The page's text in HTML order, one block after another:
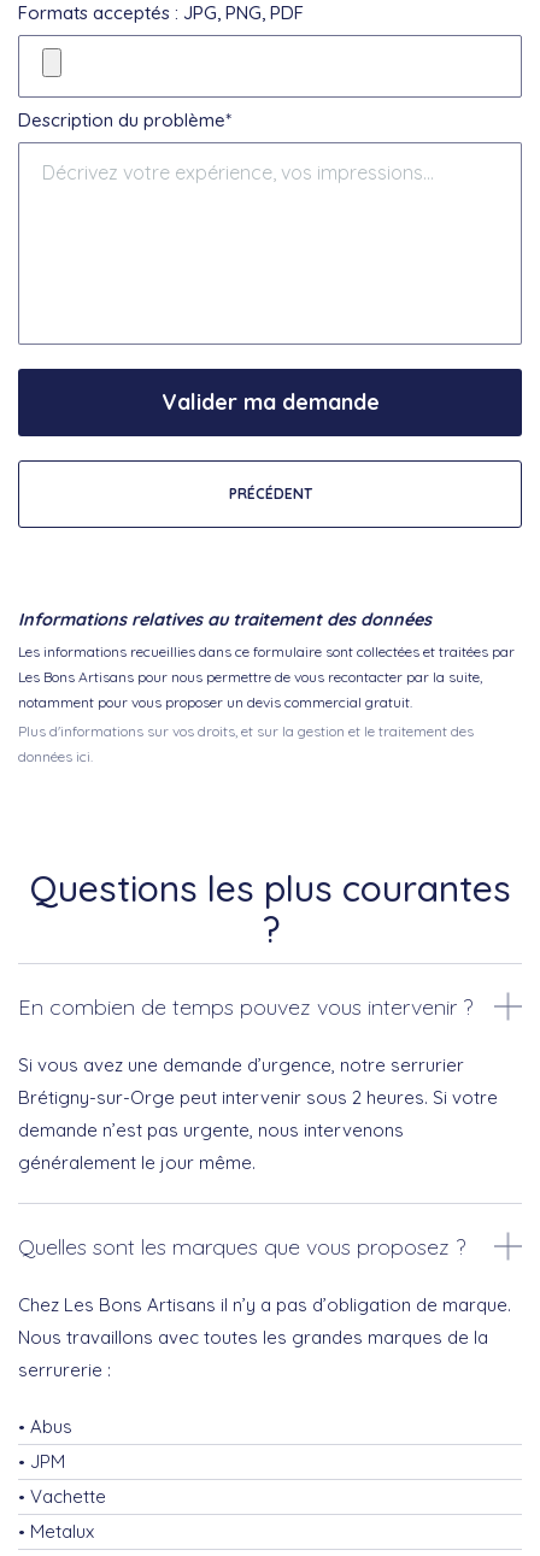
Formats acceptés : JPG, PNG, PDF
Description du problème*
PRÉCÉDENT
Valider ma demande
Informations relatives au traitement des données
Les informations recueillies dans ce formulaire sont collectées et traitées par
Les Bons Artisans pour nous permettre de vous recontacter par la suite,
notamment pour vous proposer un devis commercial gratuit.
Plus d'informations sur vos droits, et sur la gestion et le traitement des
données ici.
Questions les plus courantes
?
En combien de temps pouvez vous intervenir ?
Si vous avez une demande d’urgence, notre serrurier
Brétigny-sur-Orge peut intervenir sous 2 heures. Si votre
demande n’est pas urgente, nous intervenons
généralement le jour même.
Quelles sont les marques que vous proposez ?
Chez Les Bons Artisans il n’y a pas d’obligation de marque.
Nous travaillons avec toutes les grandes marques de la
serrurerie :
Abus
JPM
Vachette
Metalux